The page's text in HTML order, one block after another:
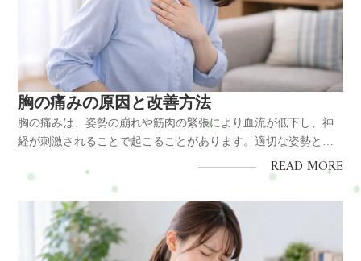
胸の痛みの原因と改善方法
胸の痛みは、姿勢の崩れや筋肉の緊張により血流が低下し、神
経が刺激されることで起こることがあります。適切な姿勢とケ
アで改善が期待できます。結論胸の痛みは筋肉や姿勢、自律神
経の影響が大きく、生活習慣の見直しで改善が可能です。原
る自律神経の乱れ対...
READ MORE